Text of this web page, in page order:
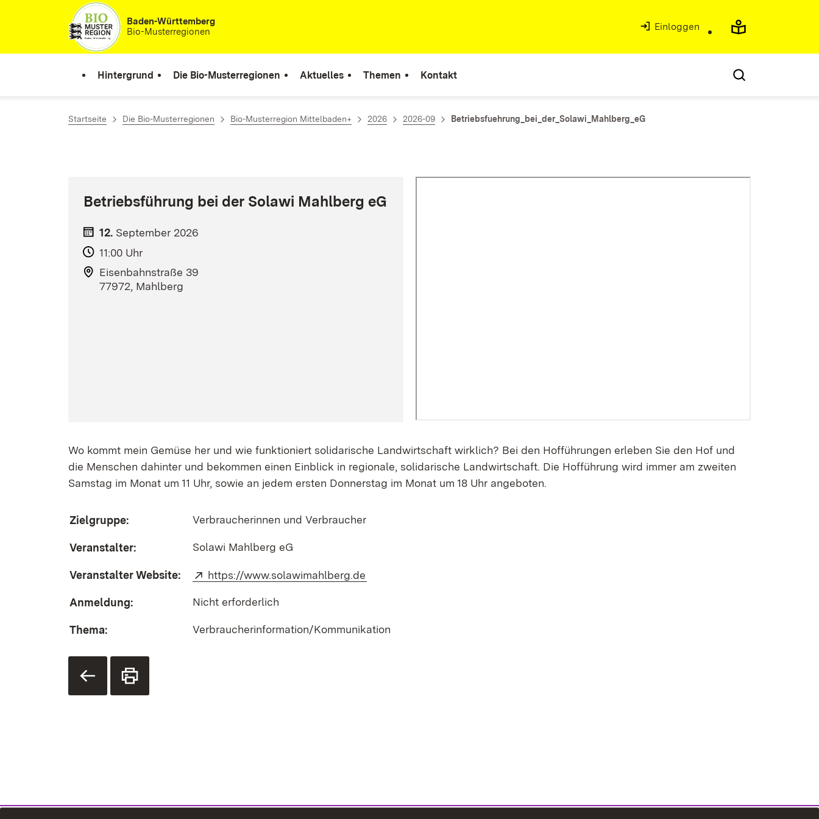
Zum Inhalt springenBaden-Württemberg
Bio-Musterregionen
Einloggen
Hintergrund Die Bio-Musterregionen Aktuelles Themen Kontakt
Startseite Die Bio-Musterregionen Bio-Musterregion Mittelbaden+ 2026 2026-09 Betriebsfuehrung_bei_der_Solawi_Mahlberg_eG
Betriebsführung bei der Solawi Mahlberg eG
12. September 2026
11:00 Uhr
Eisenbahnstraße 39
77972, Mahlberg
Wo kommt mein Gemüse her und wie funktioniert solidarische Landwirtschaft wirklich? Bei den Hofführungen erleben Sie den Hof und
die Menschen dahinter und bekommen einen Einblick in regionale, solidarische Landwirtschaft. Die Hofführung wird immer am zweiten
Samstag im Monat um 11 Uhr, sowie an jedem ersten Donnerstag im Monat um 18 Uhr angeboten.
Zielgruppe: Verbraucherinnen und Verbraucher
Veranstalter: Solawi Mahlberg eG
Veranstalter Website: Extern:
https://www.solawimahlberg.de
Anmeldung: Nicht erforderlich
Thema: Verbraucherinformation/Kommunikation